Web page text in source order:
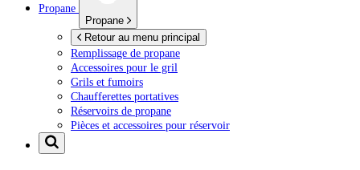
Propane
Propane
Retour au menu principal
Remplissage de propane
Accessoires pour le gril
Grils et fumoirs
Chaufferettes portatives
Réservoirs de propane
Pièces et accessoires pour réservoir